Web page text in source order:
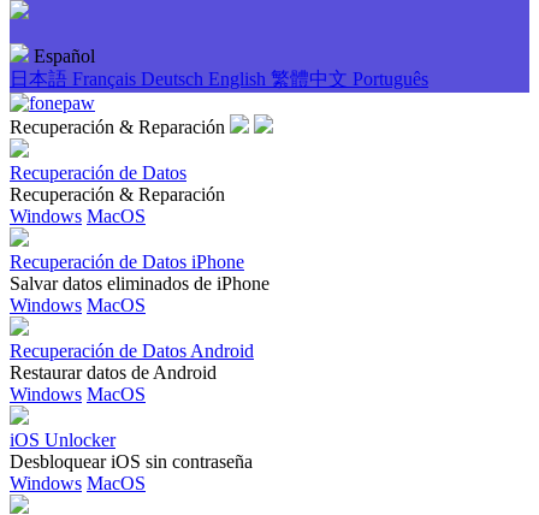
Español
日本語 Français Deutsch English 繁體中文 Português
Recuperación & Reparación
Recuperación de Datos
Recuperación & Reparación
Windows MacOS
Recuperación de Datos iPhone
Salvar datos eliminados de iPhone
Windows MacOS
Recuperación de Datos Android
Restaurar datos de Android
Windows MacOS
iOS Unlocker
Desbloquear iOS sin contraseña
Windows MacOS